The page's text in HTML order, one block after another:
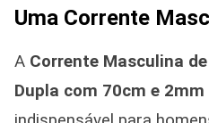
Uma Corrente
A Corrente Masculina
Dupla com 70cm e 2mm